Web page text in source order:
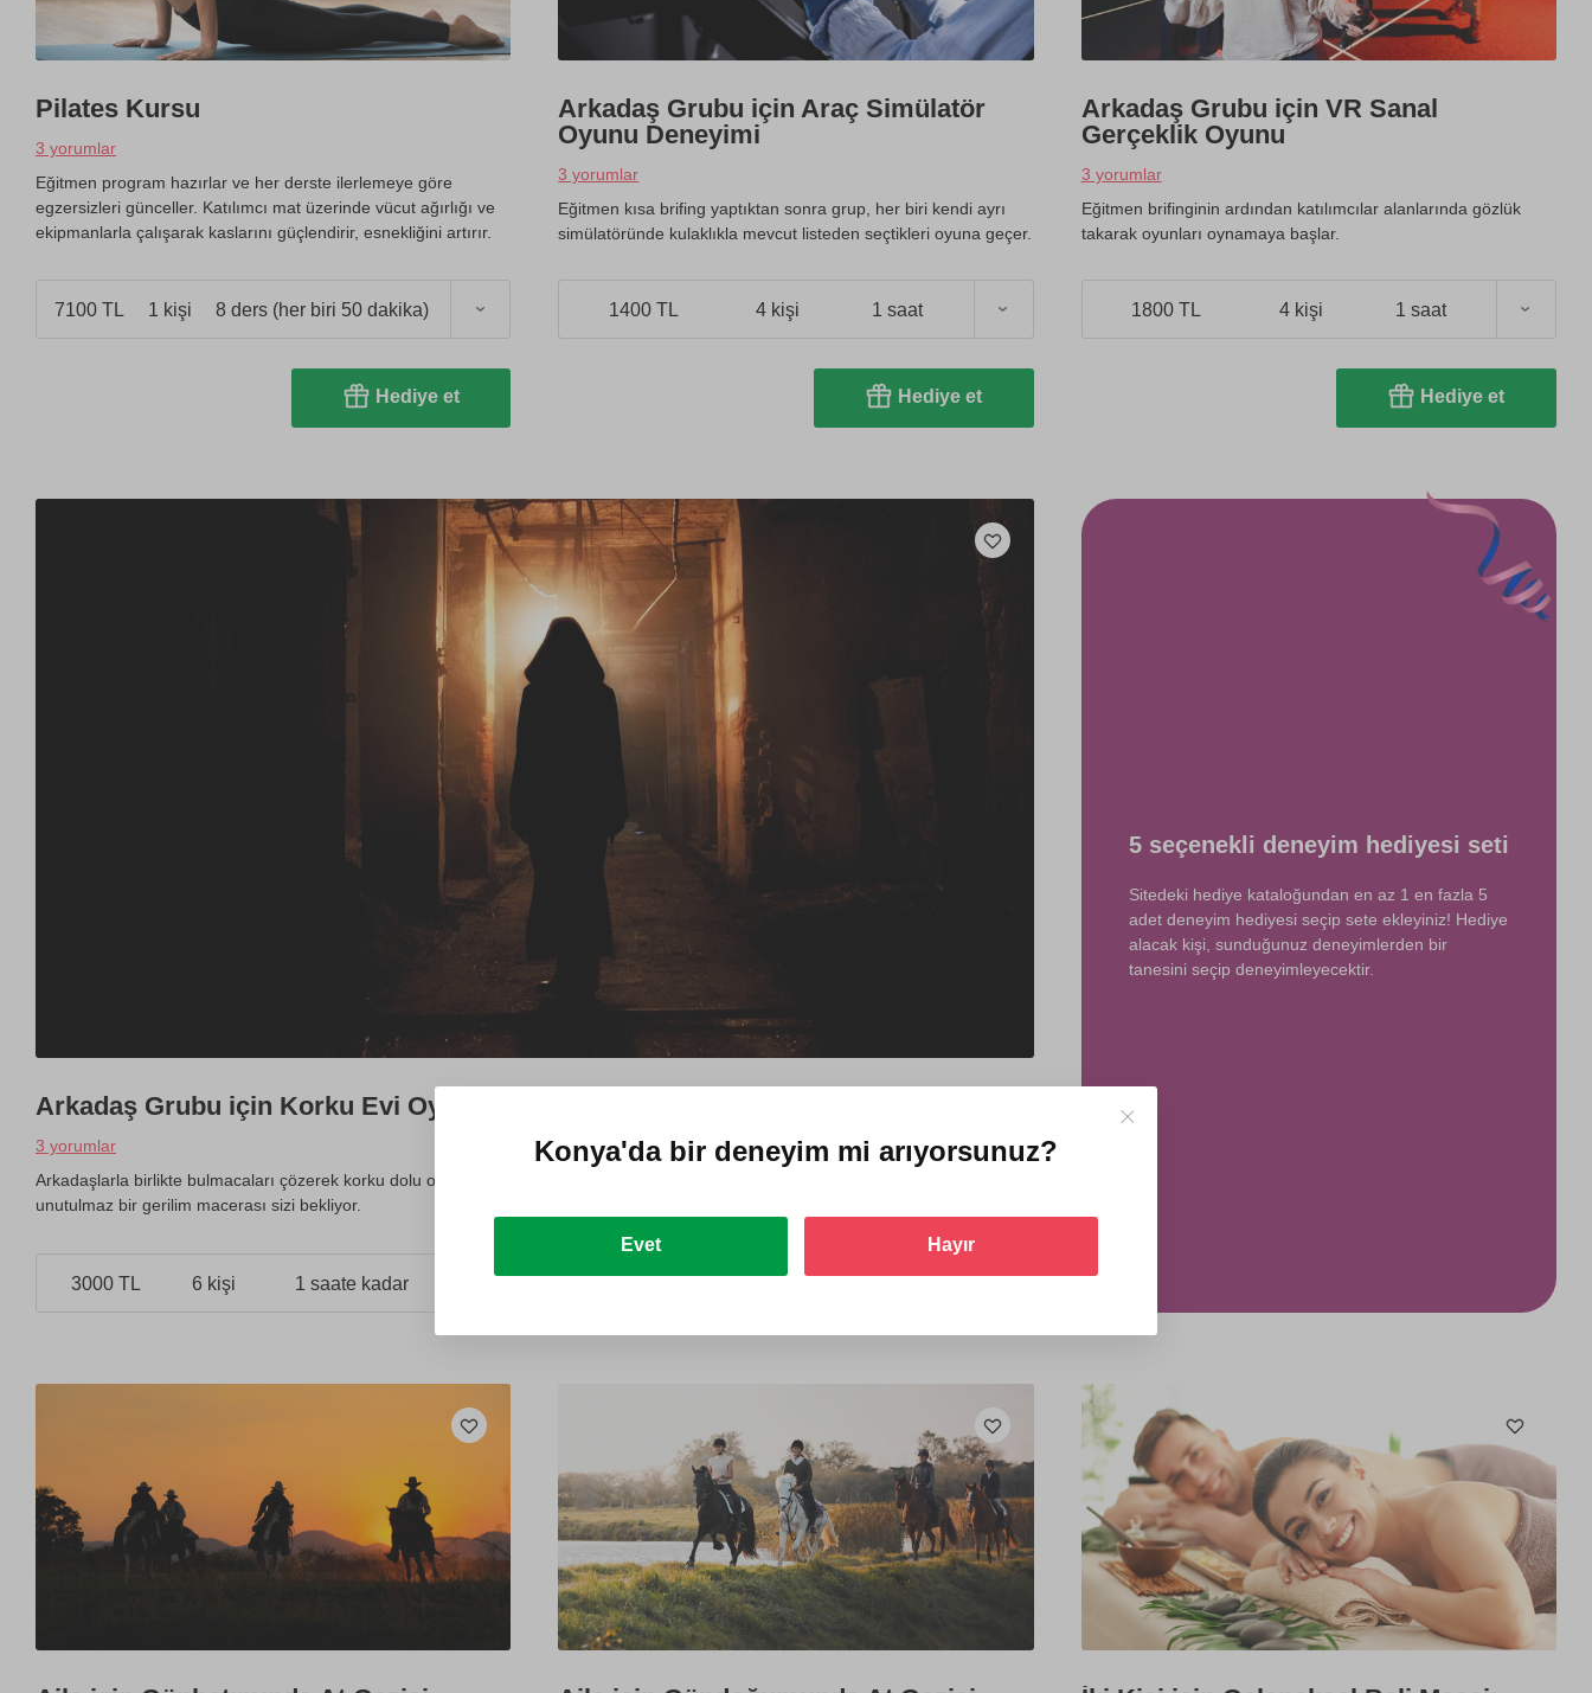
Pilates Kursu
3 yorumlar
Eğitmen program hazırlar ve her derste ilerlemeye göre
egzersizleri günceller. Katılımcı mat üzerinde vücut ağırlığı ve
ekipmanlarla çalışarak kaslarını güçlendirir, esnekliğini artırır.
7100 TL 1 kişi 8 ders (her biri 50 dakika)
Hediye et
Arkadaş Grubu için Araç Simülatör
Oyunu Deneyimi
3 yorumlar
Eğitmen kısa brifing yaptıktan sonra grup, her biri kendi ayrı
simülatöründe kulaklıkla mevcut listeden seçtikleri oyuna geçer.
1400 TL 4 kişi 1 saat
Hediye et
Arkadaş Grubu için VR Sanal
Gerçeklik Oyunu
3 yorumlar
Eğitmen brifinginin ardından katılımcılar alanlarında gözlük
takarak oyunları oynamaya başlar.
1800 TL 4 kişi 1 saat
Hediye et
Arkadaş Grubu için Korku Evi Oyunu
3 yorumlar
Arkadaşlarla birlikte bulmacaları çözerek korku dolu odaları geçin. Ayarlanabilir korku seviyesi, beklenmedik engeller ve takım ruhuyla
unutulmaz bir gerilim macerası sizi bekliyor.
3000 TL 6 kişi 1 saate kadar Hediye et
5 seçenekli deneyim hediyesi seti
Sitedeki hediye kataloğundan en az 1 en fazla 5
adet deneyim hediyesi seçip sete ekleyiniz! Hediye
alacak kişi, sunduğunuz deneyimlerden bir
tanesini seçip deneyimleyecektir.
Konya'dabir deneyim mi arıyorsunuz?
Evet Hayır